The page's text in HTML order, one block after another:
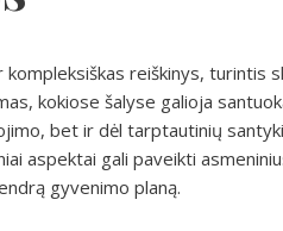
kompleksiškas reiškinys, turintis
kokiose šalyse galioja
bet ir dėl tarptautinių
aspektai gali paveikti
gyvenimo planą.